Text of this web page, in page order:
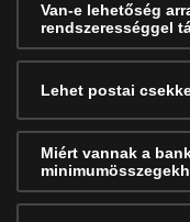
Van-e lehetőség
rendszerességgel
Lehet postai
Miért vannak a